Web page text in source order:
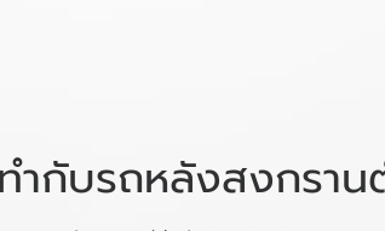
ำกับรถหลังสงกราน